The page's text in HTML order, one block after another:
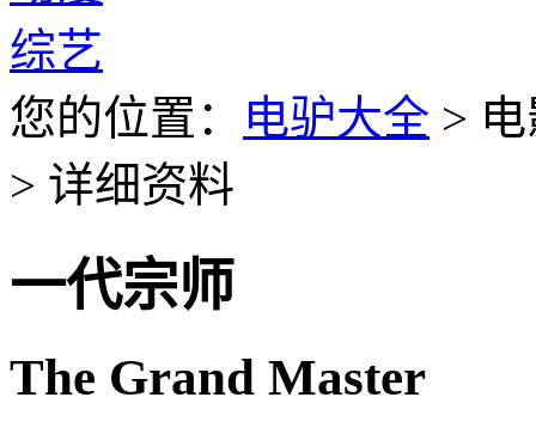
综艺
您的位置：
电驴大全 >
> 详细资料
一代宗师
The Grand Master